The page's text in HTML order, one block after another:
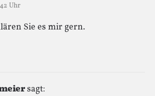
Uhr
Sie es mir gern.
sagt: